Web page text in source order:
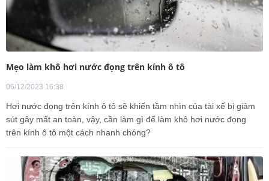
Mẹo làm khô hơi nước đọng trên kính ô tô
06/12/2023 16:38
Hơi nước đọng trên kính ô tô sẽ khiến tầm nhìn của tài xế bị giảm
sút gây mất an toàn, vậy, cần làm gì để làm khô hơi nước đọng
trên kính ô tô một cách nhanh chóng?